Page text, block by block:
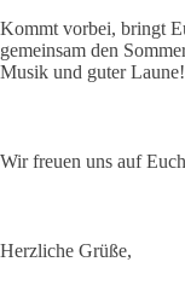
Kommt vorbei, bringt
gemeinsam den
Musik und guter Laune!
Wir freuen uns auf
Herzliche Grüße,